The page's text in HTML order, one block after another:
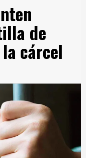
de
cárcel